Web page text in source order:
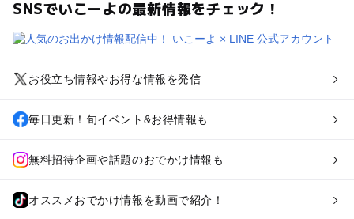
SNSでいこーよの最新情報をチェック！
お役立ち情報やお得な情報を発信
毎日更新！旬イベント&お得情報も
無料招待企画や話題のおでかけ情報も
オススメおでかけ情報を動画で紹介！